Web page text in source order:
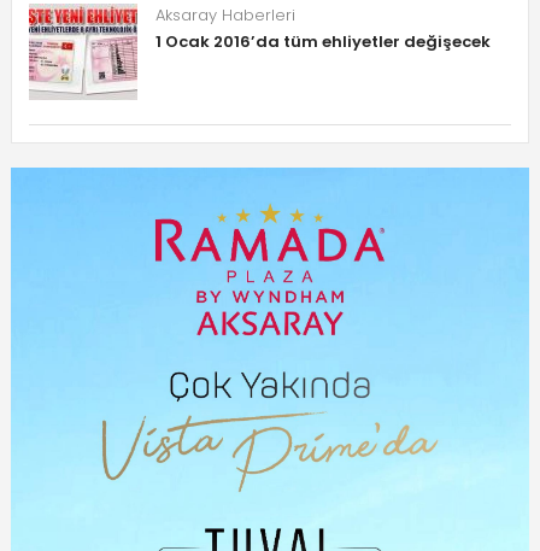
Aksaray Haberleri
1 Ocak 2016’da tüm ehliyetler değişecek